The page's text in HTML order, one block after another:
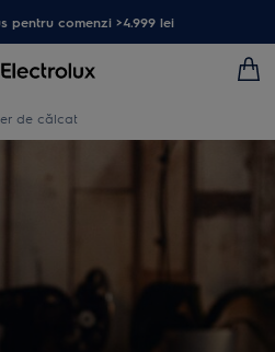
pentru comenzi >4.999 lei
de călcat